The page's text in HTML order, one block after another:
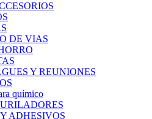
DE VIAS
Y REUNIONES
químico
ADHESIVOS